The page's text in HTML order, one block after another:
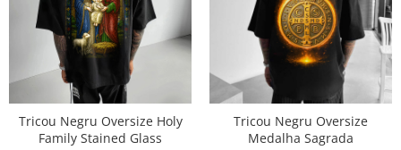
Tricou Negru Oversize Holy
Family Stained Glass
Tricou Negru Oversize
Medalha Sagrada